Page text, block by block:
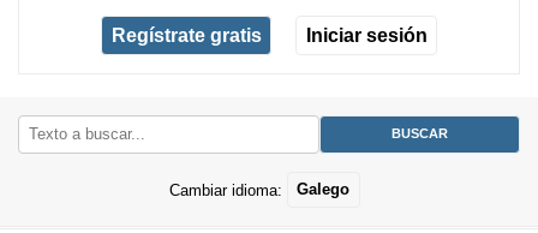
Regístrate gratis Iniciar sesión
Cambiar idioma: Galego